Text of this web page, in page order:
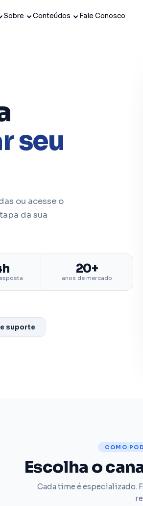
Sobre Conteúdos Fale Conosco
seu
ou acesse o
da sua
20+
anos de mercado
suporte
COMO
Escolha o
Cada time é especializado.